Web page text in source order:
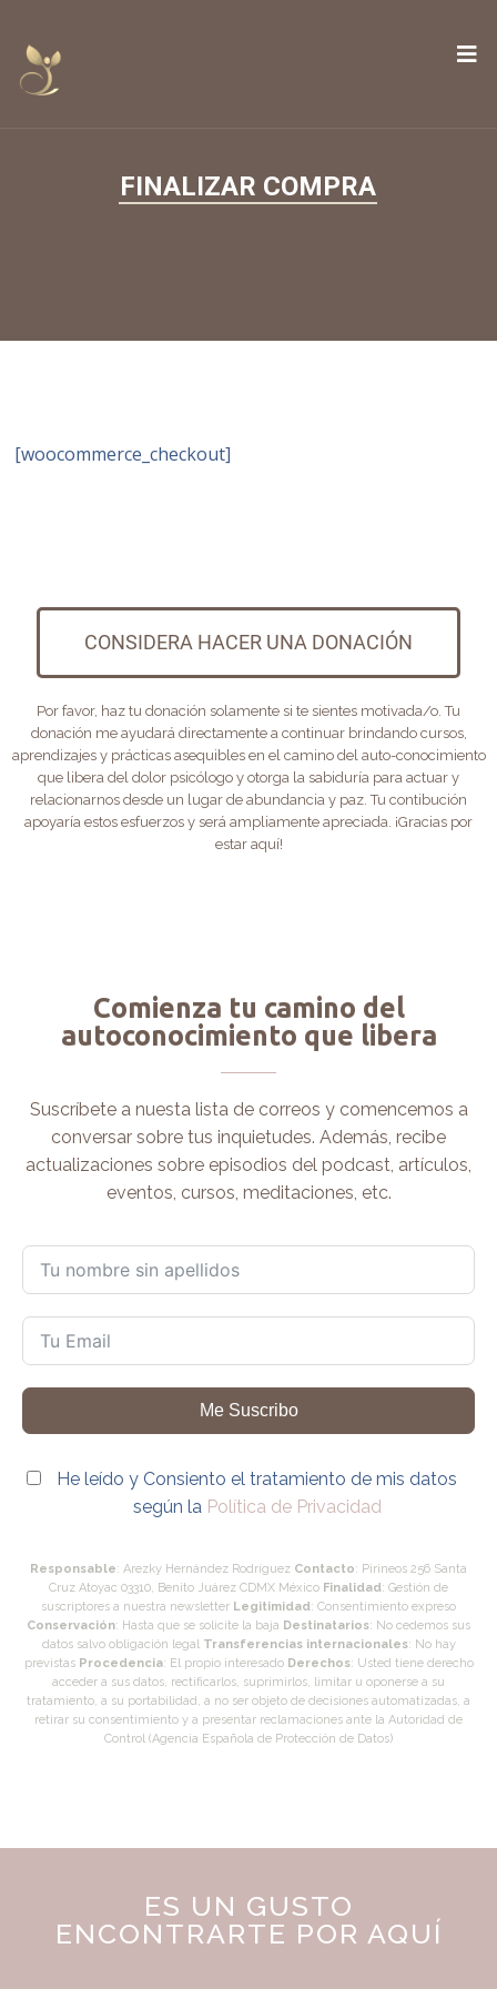
FINALIZAR COMPRA
[woocommerce_checkout]
CONSIDERA HACER UNA DONACIÓN
Por favor, haz tu donación solamente si te sientes motivada/o. Tu
donación me ayudará directamente a continuar brindando cursos,
aprendizajes y prácticas asequibles en el camino del auto-conocimiento
que libera del dolor psicólogo y otorga la sabiduría para actuar y
relacionarnos desde un lugar de abundancia y paz. Tu contibución
apoyaría estos esfuerzos y será ampliamente apreciada. ¡Gracias por
estar aquí!
Comienza tu camino del
autoconocimiento que libera
Suscríbete a nuesta lista de correos y comencemos a
conversar sobre tus inquietudes. Además, recibe
actualizaciones sobre episodios del podcast, artículos,
eventos, cursos, meditaciones, etc.
Me Suscribo
He leído y Consiento el tratamiento de mis datos
según la Política de Privacidad
Responsable: Arezky Hernández Rodríguez Contacto: Pirineos 256 Santa
Cruz Atoyac 03310, Benito Juárez CDMX México Finalidad: Gestión de
suscriptores a nuestra newsletter Legitimidad: Consentimiento expreso
Conservación: Hasta que se solicite la baja Destinatarios: No cedemos sus
datos salvo obligación legal Transferencias internacionales: No hay
previstas Procedencia: El propio interesado Derechos: Usted tiene derecho
acceder a sus datos, rectificarlos, suprimirlos, limitar u oponerse a su
tratamiento, a su portabilidad, a no ser objeto de decisiones automatizadas, a
retirar su consentimiento y a presentar reclamaciones ante la Autoridad de
Control (Agencia Española de Protección de Datos)
ES UN GUSTO
ENCONTRARTE POR AQUÍ